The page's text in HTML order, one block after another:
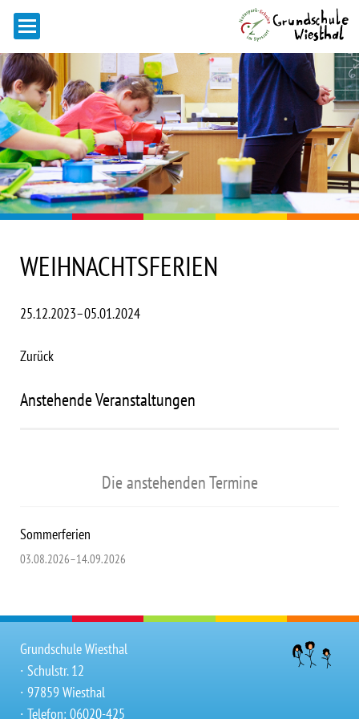
WEIHNACHTSFERIEN
25.12.2023–05.01.2024
Zurück
Anstehende Veranstaltungen
Die anstehenden Termine
Sommerferien
03.08.2026–14.09.2026
Grundschule Wiesthal
∙ Schulstr. 12
∙ 97859 Wiesthal
∙ Telefon: 06020-425